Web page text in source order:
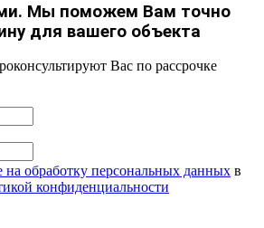
Мы поможем Вам точно
для вашего объекта
Вас по рассрочке
на обработку персональных данных в
конфиденциальности